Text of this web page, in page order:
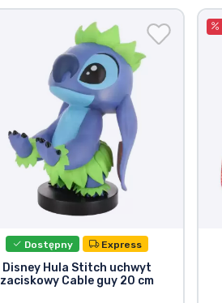
Dostępny Express
Disney Hula Stitch uchwyt
zaciskowy Cable guy 20 cm